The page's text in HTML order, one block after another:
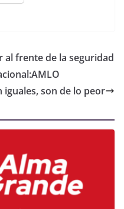
al frente de la seguridad
iguales, son de lo peor